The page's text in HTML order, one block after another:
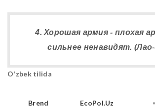
4. Хорошая армия - плохая
сильнее ненавидят.
O'zbek tilida
Brend EcoPol.Uz